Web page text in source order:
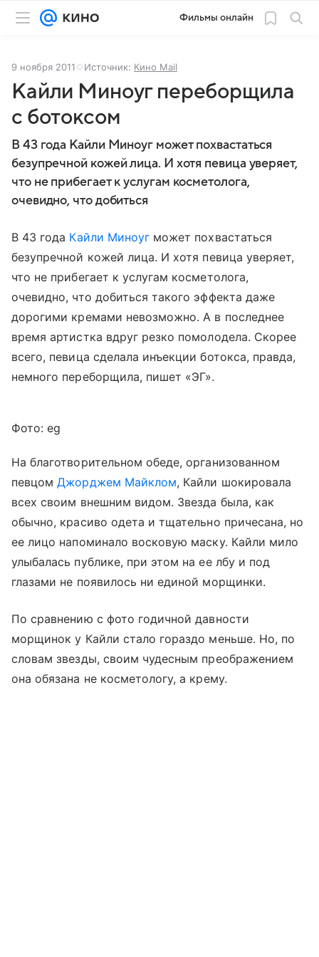
Фильмы онлайн
9 ноября 2011 Источник: Кино Mail
Кайли Миноуг переборщила
с ботоксом
В 43 года Кайли Миноуг может похвастаться
безупречной кожей лица. И хотя певица уверяет,
что не прибегает к услугам косметолога,
очевидно, что добиться
В 43 года Кайли Миноуг может похвастаться
безупречной кожей лица. И хотя певица уверяет,
что не прибегает к услугам косметолога,
очевидно, что добиться такого эффекта даже
дорогими кремами невозможно. А в последнее
время артистка вдруг резко помолодела. Скорее
всего, певица сделала инъекции ботокса, правда,
немного переборщила, пишет «ЭГ».
Фото: eg
На благотворительном обеде, организованном
певцомДжорджем Майклом, Кайли шокировала
всех своим внешним видом. Звезда была, как
обычно, красиво одета и тщательно причесана, но
ее лицо напоминало восковую маску. Кайли мило
улыбалась публике, при этом на ее лбу и под
глазами не появилось ни единой морщинки.
По сравнению с фото годичной давности
морщинок у Кайли стало гораздо меньше. Но, по
словам звезды, своим чудесным преображением
она обязана не косметологу, а крему.